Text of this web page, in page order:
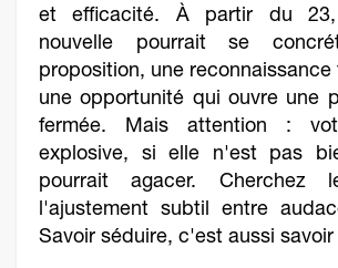
et efficacité. À partir du
nouvelle pourrait se
proposition, une reconnaissance
une opportunité qui ouvre une
fermée. Mais attention :
explosive, si elle n'est pas
pourrait agacer. Cherchez
l'ajustement subtil entre
Savoir séduire, c'est aussi savoir